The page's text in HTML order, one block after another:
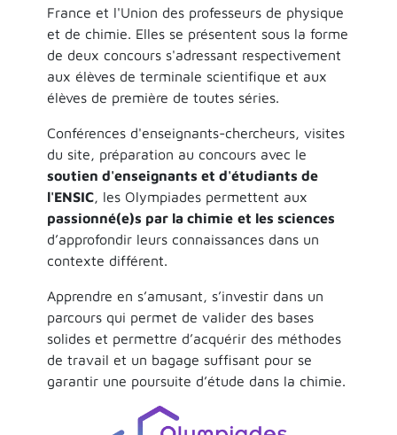
France et l'Union des professeurs de physique
et de chimie. Elles se présentent sous la forme
de deux concours s'adressant respectivement
aux élèves de terminale scientifique et aux
élèves de première de toutes séries.
Conférences d'enseignants-chercheurs, visites
du site, préparation au concours avec le
soutien d'enseignants et d'étudiants de
l'ENSIC, les Olympiades permettent aux
passionné(e)s par la chimie et les sciences
d’approfondir leurs connaissances dans un
contexte différent.
Apprendre en s’amusant, s’investir dans un
parcours qui permet de valider des bases
solides et permettre d’acquérir des méthodes
de travail et un bagage suffisant pour se
garantir une poursuite d’étude dans la chimie.